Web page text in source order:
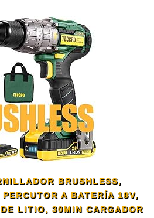
BRUSHLESS,
A BATERÍA 18V,
LITIO, 30MIN CARGADOR